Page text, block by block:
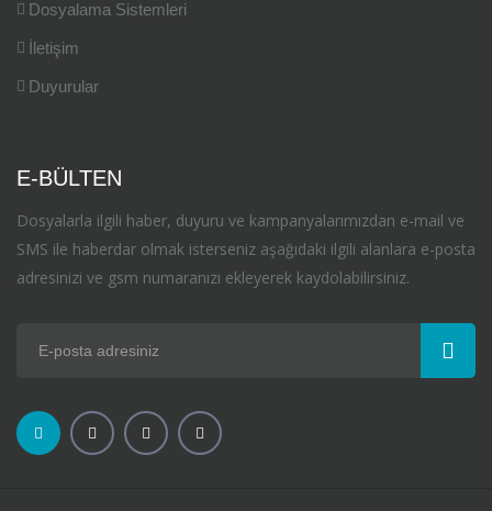
Dosyalama Sistemleri
İletişim
Duyurular
E-BÜLTEN
Dosyalarla ilgili haber, duyuru ve kampanyalarımızdan e-mail ve
SMS ile haberdar olmak isterseniz aşağıdaki ilgili alanlara e-posta
adresinizi ve gsm numaranızı ekleyerek kaydolabilirsiniz.